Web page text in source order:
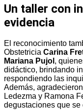
Un taller con
evidencia
El reconocimiento
Obstetricia Carina
Mariana Pujol ,
didáctico, brindando
respondiendo las
Además,
Ledezma y Ramona
degustaciones que se